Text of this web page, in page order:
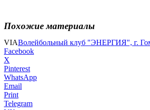
Похожие материалы
VIAВолейбольный клуб "ЭНЕРГИЯ", г.
Facebook
X
Pinterest
WhatsApp
Email
Print
Telegram